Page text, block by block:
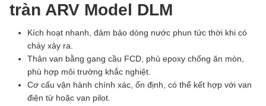
tràn ARV Model DLM
Kích hoạt nhanh, đảm bảo dòng nước phun tức thời khi có
cháy xảy ra.
Thân van bằng gang cầu FCD, phủ epoxy chống ăn mòn,
phù hợp môi trường khắc nghiệt.
Cơ cấu vận hành chính xác, ổn định, có thể kết hợp với van
điện từ hoặc van pilot.